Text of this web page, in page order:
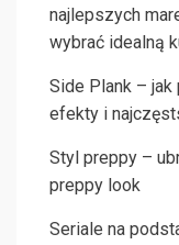
najlepszych
wybrać idealną
Side Plank – jak
efekty i
Styl preppy –
preppy look
Seriale na